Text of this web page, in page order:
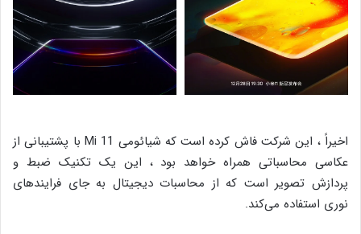
اخیراً ، این شرکت فاش کرده است که شیائومی Mi 11 با پشتیبانی از
عکاسی محاسباتی همراه خواهد بود ، این یک تکنیک ضبط و
پردازش تصویر است که از محاسبات دیجیتال به جای فرایندهای
نوری استفاده می‌کند.